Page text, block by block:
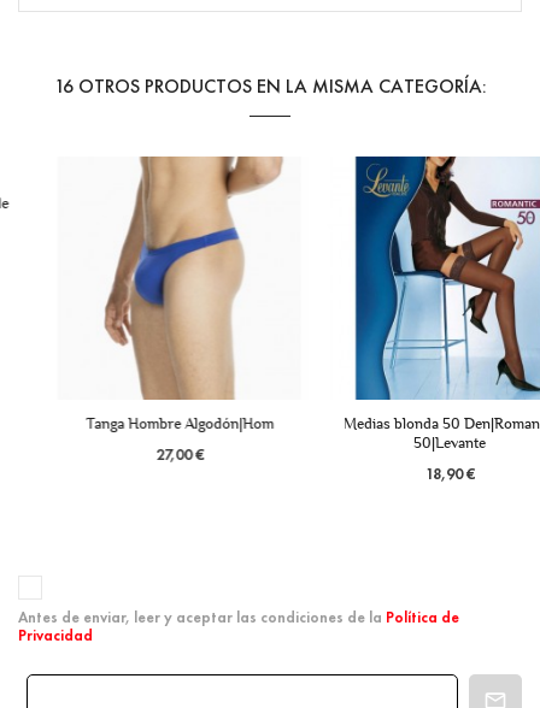
16 OTROS PRODUCTOS EN LA MISMA CATEGORÍA:
Tanga Hombre Algodón|Hom
27,00 €
Medias blonda 50 Den|Romantic
50|Levante
18,90 €
Antes de enviar, leer y aceptar las condiciones de la Política de
Privacidad